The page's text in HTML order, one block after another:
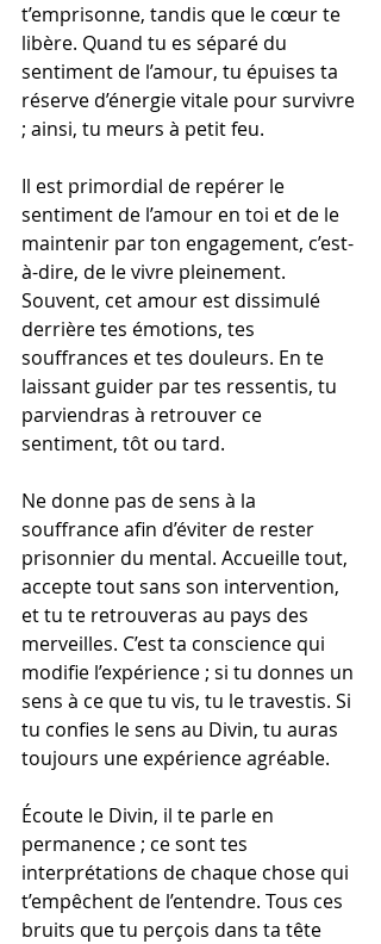
t’emprisonne, tandis que le cœur te
libère. Quand tu es séparé du
sentiment de l’amour, tu épuises ta
réserve d’énergie vitale pour survivre
; ainsi, tu meurs à petit feu.
Il est primordial de repérer le
sentiment de l’amour en toi et de le
maintenir par ton engagement, c’est-
à-dire, de le vivre pleinement.
Souvent, cet amour est dissimulé
derrière tes émotions, tes
souffrances et tes douleurs. En te
laissant guider par tes ressentis, tu
parviendras à retrouver ce
sentiment, tôt ou tard.
Ne donne pas de sens à la
souffrance afin d’éviter de rester
prisonnier du mental. Accueille tout,
accepte tout sans son intervention,
et tu te retrouveras au pays des
merveilles. C’est ta conscience qui
modifie l’expérience ; si tu donnes un
sens à ce que tu vis, tu le travestis. Si
tu confies le sens au Divin, tu auras
toujours une expérience agréable.
Écoute le Divin, il te parle en
permanence ; ce sont tes
interprétations de chaque chose qui
t’empêchent de l’entendre. Tous ces
bruits que tu perçois dans ta tête